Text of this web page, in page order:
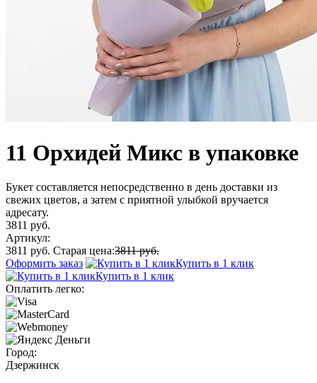
11 Орхидей Микс в упаковке
Букет составляется непосредственно в день доставки из
свежих цветов, а затем с приятной улыбкой вручается
адресату.
3811 руб.
Артикул:
3811 руб. Старая цена:3811 руб.
Оформить заказ
Купить в 1 клик
Купить в 1 клик
Оплатить легко:
Город:
Дзержинск